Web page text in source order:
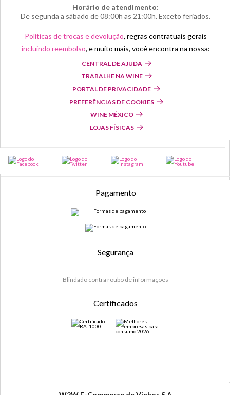
Horário de atendimento:
De segunda a sábado de 08:00h as 21:00h. Exceto feriados.
Políticas de trocas e devolução, regras contratuais gerais
incluindo reembolso, e muito mais, você encontra na nossa:
CENTRAL DE AJUDA
TRABALHE NA WINE
PORTAL DE PRIVACIDADE
PREFERÊNCIAS DE COOKIES
WINE MÉXICO
LOJAS FÍSICAS
Pagamento
Segurança
Blindado contra roubo de informações
Certificados